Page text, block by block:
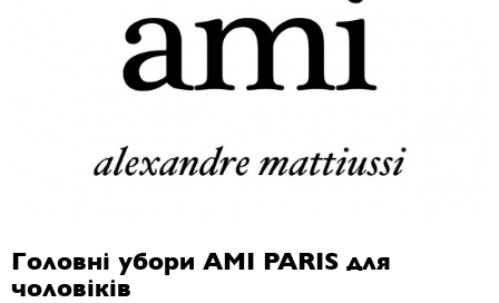
Головні убори AMI PARIS для
чоловіків